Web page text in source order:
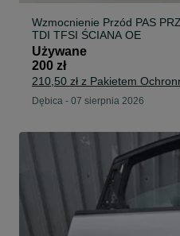
Wzmocnienie Przód PAS
TDI TFSI ŚCIANA OE
Używane
200 zł
210,50 zł z Pakietem
Dębica - 07 sierpnia 2026